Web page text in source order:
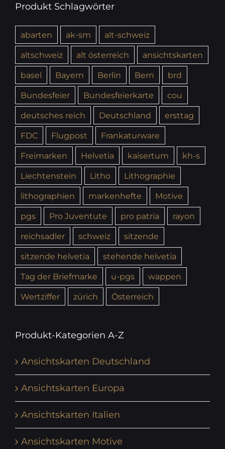
Produkt Schlagwörter
abarten ak-sm
alt-schweiz
altschweiz
alt österreich
ansichtskarten
basel
Bayern Berlin Bern
brd
Bundesfeier
Bundesfeierkarte
cou
deutsches reich
Deutschland
ersttag
FDC
Flugpost
Frankaturware
Freimarken
Helvetia kaisertum
kh-s
Liechtenstein
Litho
Lithographie
lithographien
markenhefte
Motive
pgs
Pro Juventute pro patria
rayon
reichsadler
schweiz
sitzende
sitzende helvetia
stehende helvetia
Tag der Briefmarke
u-pgs
wappen
Wertziffer
zürich Österreich
Produkt-Kategorien A-Z
Ansichtskarten Deutschland
Ansichtskarten Europa
Ansichtskarten Italien
Ansichtskarten Motive